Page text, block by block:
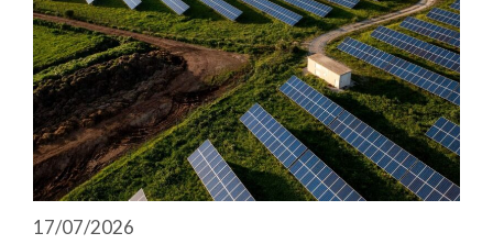
17/07/2026